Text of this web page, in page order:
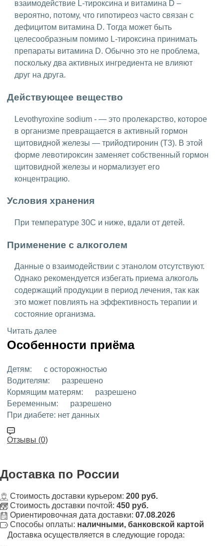
взаимодействие L-тироксина и витамина D –
вероятно, потому, что гипотиреоз часто связан с
дефицитом витамина D. Тогда может быть
целесообразным помимо L-тироксина принимать
препараты витамина D. Обычно это не проблема,
поскольку два активных ингредиента не влияют
друг на друга.
Действующее вещество
Levothyroxine sodium - — это пролекарство, которое
в организме превращается в активный гормон
щитовидной железы — трийодтиронин (Т3). В этой
форме левотироксин заменяет собственный гормон
щитовидной железы и нормализует его
концентрацию.
Условия хранения
При температуре 30C и ниже, вдали от детей.
Применение с алкоголем
Данные о взаимодействии с этанолом отсутствуют.
Однако рекомендуется избегать приема алкоголь
содержащий продукции в период лечения, так как
это может повлиять на эффективность терапии и
состояние организма.
Читать далее
Особенности приёма
Детям:
с осторожностью
Водителям:
разрешено
Кормящим матерям:
разрешено
Беременным:
разрешено
При диабете: нет данных
Отзывы (0)
Доставка по России
Стоимость доставки курьером: 200 руб.
Стоимость доставки почтой: 450 руб.
Ориентировочная дата доставки: 07.08.2026
Способы оплаты: наличными, банковской картой
Доставка осуществляется в следующие города: